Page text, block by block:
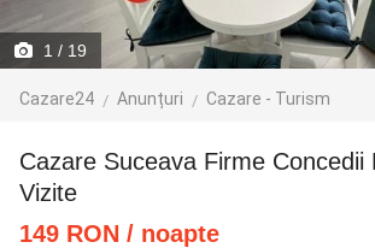
1 / 19
Cazare24 Anunțuri Cazare - Turism
Cazare Suceava Firme Concedii Business
Vizite
149 RON / noapte